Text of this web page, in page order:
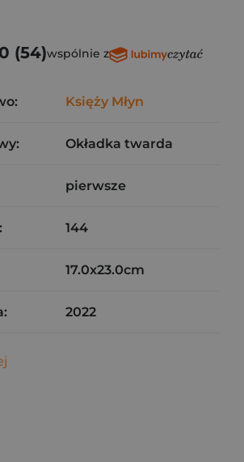
(54)wspólnie z
Księży Młyn
Okładka twarda
pierwsze
144
17.0x23.0cm
2022